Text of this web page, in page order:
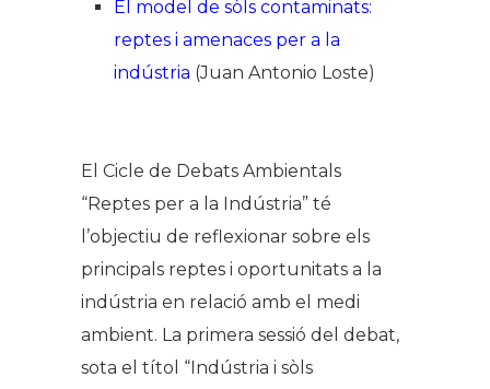
El model de sòls contaminats:
reptes i amenaces per a la
indústria (Juan Antonio Loste)
El Cicle de Debats Ambientals
“Reptes per a la Indústria” té
l’objectiu de reflexionar sobre els
principals reptes i oportunitats a la
indústria en relació amb el medi
ambient. La primera sessió del debat,
sota el títol “Indústria i sòls